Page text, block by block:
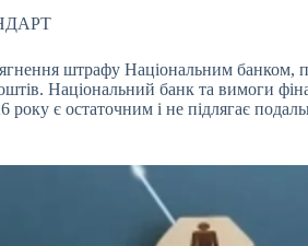
штрафу Національним банком,
Національний банк та вимоги
року є остаточним і не підлягає